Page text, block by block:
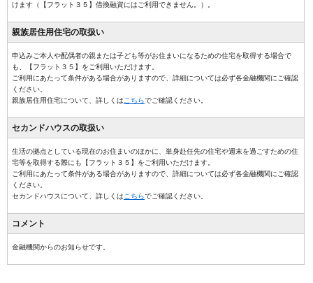
けます（【フラット３５】借換融資にはご利用できません。）。
親族居住用住宅の取扱い
申込みご本人や配偶者の親または子ども等がお住まいになるための住宅を取得する場合で
も、【フラット３５】をご利用いただけます。
ご利用にあたって条件がある場合がありますので、詳細については必ず各金融機関にご確認
ください。
親族居住用住宅について、詳しくは こちらでご確認ください。
セカンドハウスの取扱い
生活の拠点としている現在のお住まいのほかに、単身赴任先の住宅や週末を過ごすための住
宅等を取得する際にも【フラット３５】をご利用いただけます。
ご利用にあたって条件がある場合がありますので、詳細については必ず各金融機関にご確認
ください。
セカンドハウスについて、詳しくは こちらでご確認ください。
コメント
金融機関からのお知らせです。